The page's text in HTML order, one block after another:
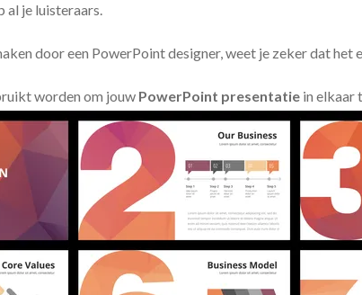
al je luisteraars.
door een PowerPoint designer, weet je zeker dat
worden om jouw PowerPoint presentatie in elkaar